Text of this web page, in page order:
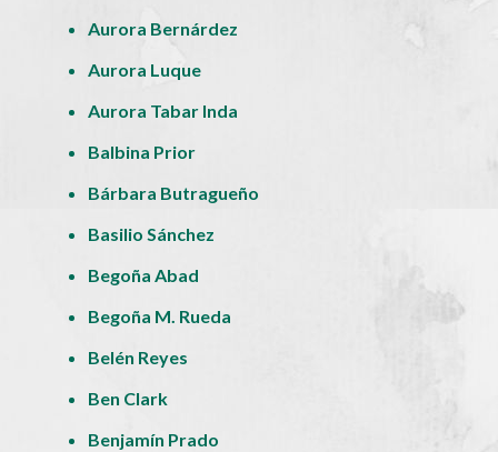
Aurora Bernárdez
Aurora Luque
Aurora Tabar Inda
Balbina Prior
Bárbara Butragueño
Basilio Sánchez
Begoña Abad
Begoña M. Rueda
Belén Reyes
Ben Clark
Benjamín Prado